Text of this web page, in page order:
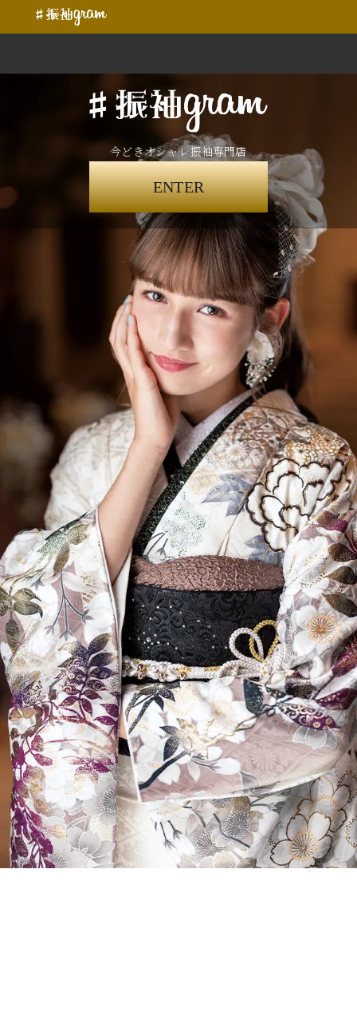
今どきオシャレ振袖専門店
ENTER